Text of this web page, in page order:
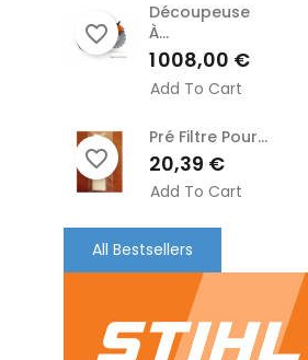
Découpeuse
À...
Prix
1 008,00 €
Add To Cart
favorite_border
Pré Filtre Pour...
Prix
20,39 €
Add To Cart
favorite_border
All Bestsellers